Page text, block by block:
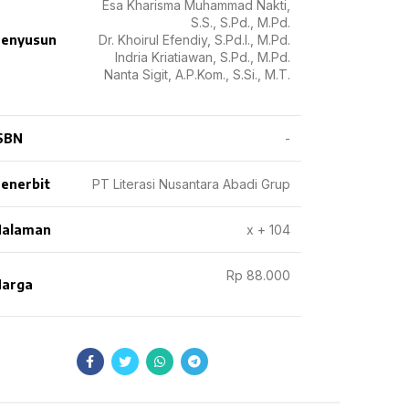
Esa Kharisma Muhammad Nakti,
S.S., S.Pd., M.Pd.
Dr. Khoirul Efendiy, S.Pd.I., M.Pd.
Indria Kriatiawan, S.Pd., M.Pd.
Nanta Sigit, A.P.Kom., S.Si., M.T.
-
PT Literasi Nusantara Abadi Grup
x + 104
Rp 88.000